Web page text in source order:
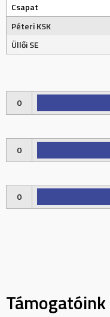
Csapat
Péteri KSK
Üllői SE
0
0
0
Támogatóink